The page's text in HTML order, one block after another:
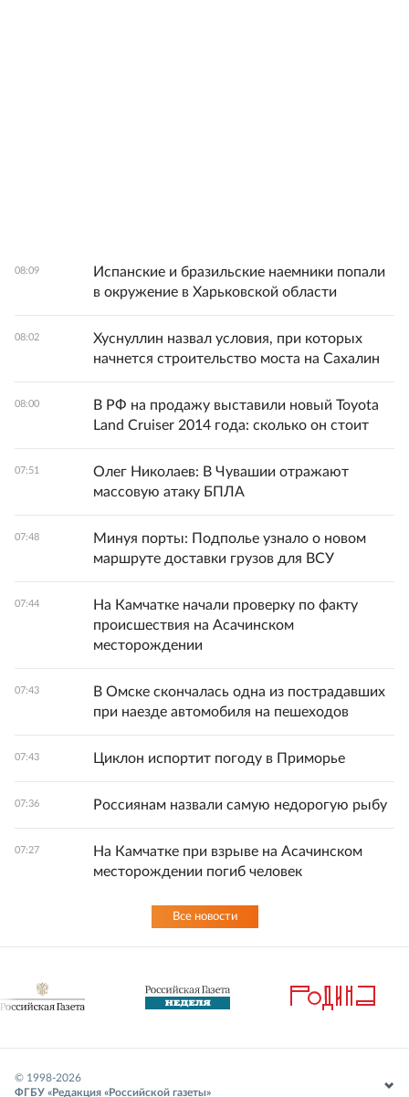
08:09
Испанские и бразильские наемники попали
в окружение в Харьковской области
08:02
Хуснуллин назвал условия, при которых
начнется строительство моста на Сахалин
08:00
В РФ на продажу выставили новый Toyota
Land Cruiser 2014 года: сколько он стоит
07:51
Олег Николаев: В Чувашии отражают
массовую атаку БПЛА
07:48
Минуя порты: Подполье узнало о новом
маршруте доставки грузов для ВСУ
07:44
На Камчатке начали проверку по факту
происшествия на Асачинском
месторождении
07:43
В Омске скончалась одна из пострадавших
при наезде автомобиля на пешеходов
07:43 Циклон испортит погоду в Приморье
07:36 Россиянам назвали самую недорогую рыбу
07:27
На Камчатке при взрыве на Асачинском
месторождении погиб человек
Все новости
© 1998-2026
ФГБУ «Редакция «Российской газеты»